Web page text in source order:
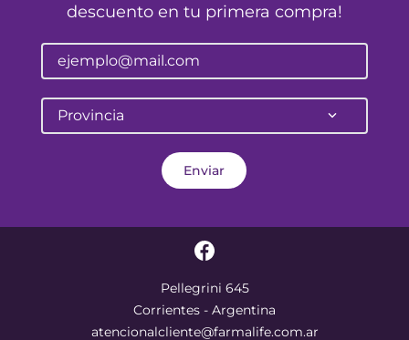
descuento en tu primera compra!
Provincia
Enviar
Pellegrini 645
Corrientes - Argentina
atencionalcliente@farmalife.com.ar